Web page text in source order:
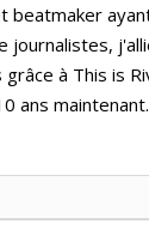
beatmaker
journalistes,
grâce à This is
ans maintenant.